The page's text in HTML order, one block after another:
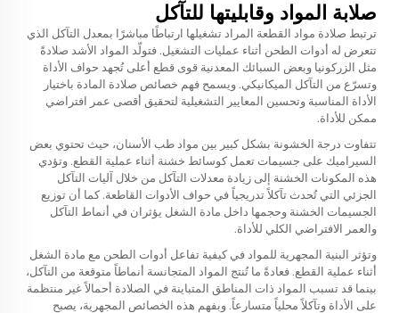
صلابة المواد وقابليتها للتآكل
ترتبط صلادة مواد القطعة المراد تشغيلها ارتباطًا مباشرًا بمعدل التآكل الذي
تتعرض له أدوات الطحن أثناء عمليات التشغيل. فتولّد المواد الأشد صلادةً
مثل الزركونيا وبعض السبائك المعدنية قوى قطع أعلى تُجهد حواف الأداة
وتسرّع من التآكل الميكانيكي. ويسمح فهم خصائص صلادة المادة باختيار
الأداة المناسبة وتحسين المعايير التشغيلية لتحقيق أقصى عمر افتراضي
ممكن للأداة.
تتفاوت درجة الخشونة بشكل كبير بين مواد طب الأسنان، حيث تحتوي بعض
السيراميك على جسيمات تعمل كوسائط خشنة أثناء عملية القطع. وتؤدي
هذه المكونات الخشنة إلى زيادة معدلات التآكل من خلال آليات التآكل
الجزئي التي تُحدث تآكلاً تدريجياً في حواف الأدوات القاطعة. كما أن توزيع
الجسيمات الخشنة وحجمها داخل مادة الشغل يؤثران في أنماط التآكل
والعمر الافتراضي الكلي للأداة.
وتؤثر البنية المجهرية للمواد في كيفية تفاعل أدوات الطحن مع مادة الشغل
أثناء عملية القطع. فعادةً ما تُنتج المواد المتجانسة أنماطاً متوقعة من التآكل،
بينما قد تسبب المواد ذات المناطق المتباينة في الصلادة أحمالاً غير منتظمة
على الأداة وتآكلاً محلياً متسارعاً. وبفهم هذه الخصائص المجهرية، يصبح